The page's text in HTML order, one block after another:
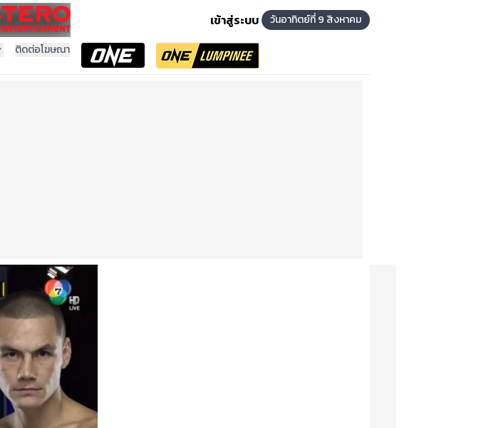
เข้าสู่ระบบ
วันอาทิตย์ที่ 9 สิงหาคม
ติดต่อโฆษณา